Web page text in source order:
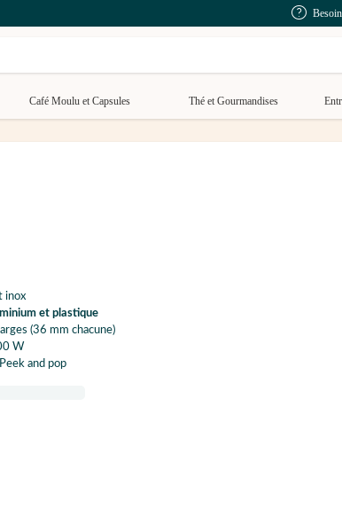
Café Moulu et Capsules Thé et Gourmandises
inox
et plastique
(36 mm chacune)
W
and pop